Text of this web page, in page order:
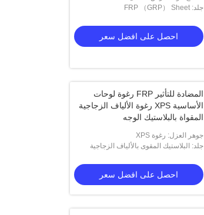
جلد: FRP （GRP） Sheet
احصل على افضل سعر
المضادة للتأثير FRP رغوة لوحات
الأساسية XPS رغوة الألياف الزجاجية
المقواة بالبلاستيك الوجه
جوهر العزل: رغوة XPS
جلد: البلاستيك المقوى بالألياف الزجاجية
احصل على افضل سعر